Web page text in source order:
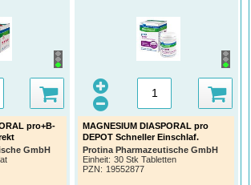
pro+B-
GmbH
MAGNESIUM DIASPORAL pro
DEPOT Schneller Einschlaf.
Protina Pharmazeutische GmbH
Einheit: 30 Stk Tabletten
PZN: 19552877